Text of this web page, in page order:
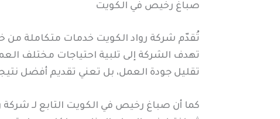
صباغ رخيص في الكويت
تُقدّم شركة رواد الكويت خدمات متكاملة من
تهدف الشركة إلى تلبية احتياجات مختلف
تقليل جودة العمل، بل تعني تقديم أفضل
كما أن صباغ رخيص في الكويت التابع لـ